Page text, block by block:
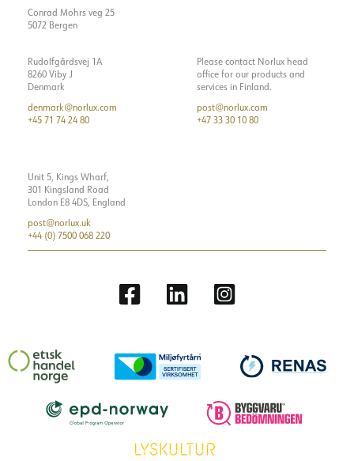
Conrad Mohrs veg 25
5072 Bergen
Rudolfgårdsvej 1A
8260 Viby J
Denmark
denmark@norlux.com
+45 71 74 24 80
Please contact Norlux head
office for our products and
services in Finland.
post@norlux.com
+47 33 30 10 80
Unit 5, Kings Wharf,
301 Kingsland Road
London E8 4DS, England
post@norlux.uk
+44 (0) 7500 068 220